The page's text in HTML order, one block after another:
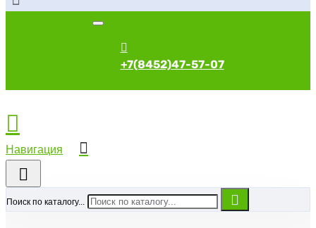
+7(8452)47-57-07
Поиск по каталогу...